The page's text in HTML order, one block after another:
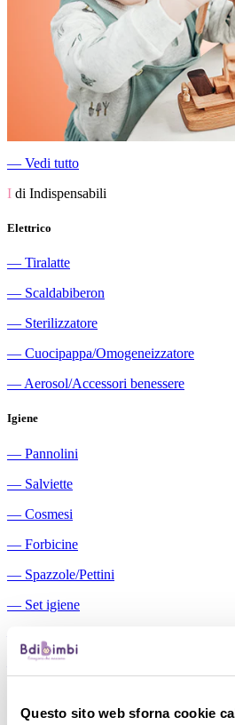
Questo sito web sforna cookie
― Vedi tutto
I di Indispensabili
Elettrico
― Tiralatte
― Scaldabiberon
― Sterilizzatore
― Cuocipappa/Omogeneizzatore
― Aerosol/Accessori benessere
Igiene
― Pannolini
― Salviette
― Cosmesi
― Forbicine
― Spazzole/Pettini
― Set igiene
Aspiratori nasali manuali